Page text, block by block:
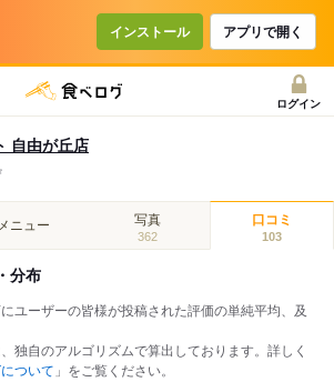
インストール アプリで開く
ログイン
自由が丘店
メニュー 写真
362
口コミ
103
分布
ユーザーの皆様が投稿された評価の単純平均、及
独自のアルゴリズムで算出しております。詳しく
ついて 」をご覧ください。